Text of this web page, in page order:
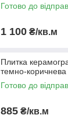
Готово до
1 100 ₴/кв.м
Плитка
темно-
Готово до
885 ₴/кв.м